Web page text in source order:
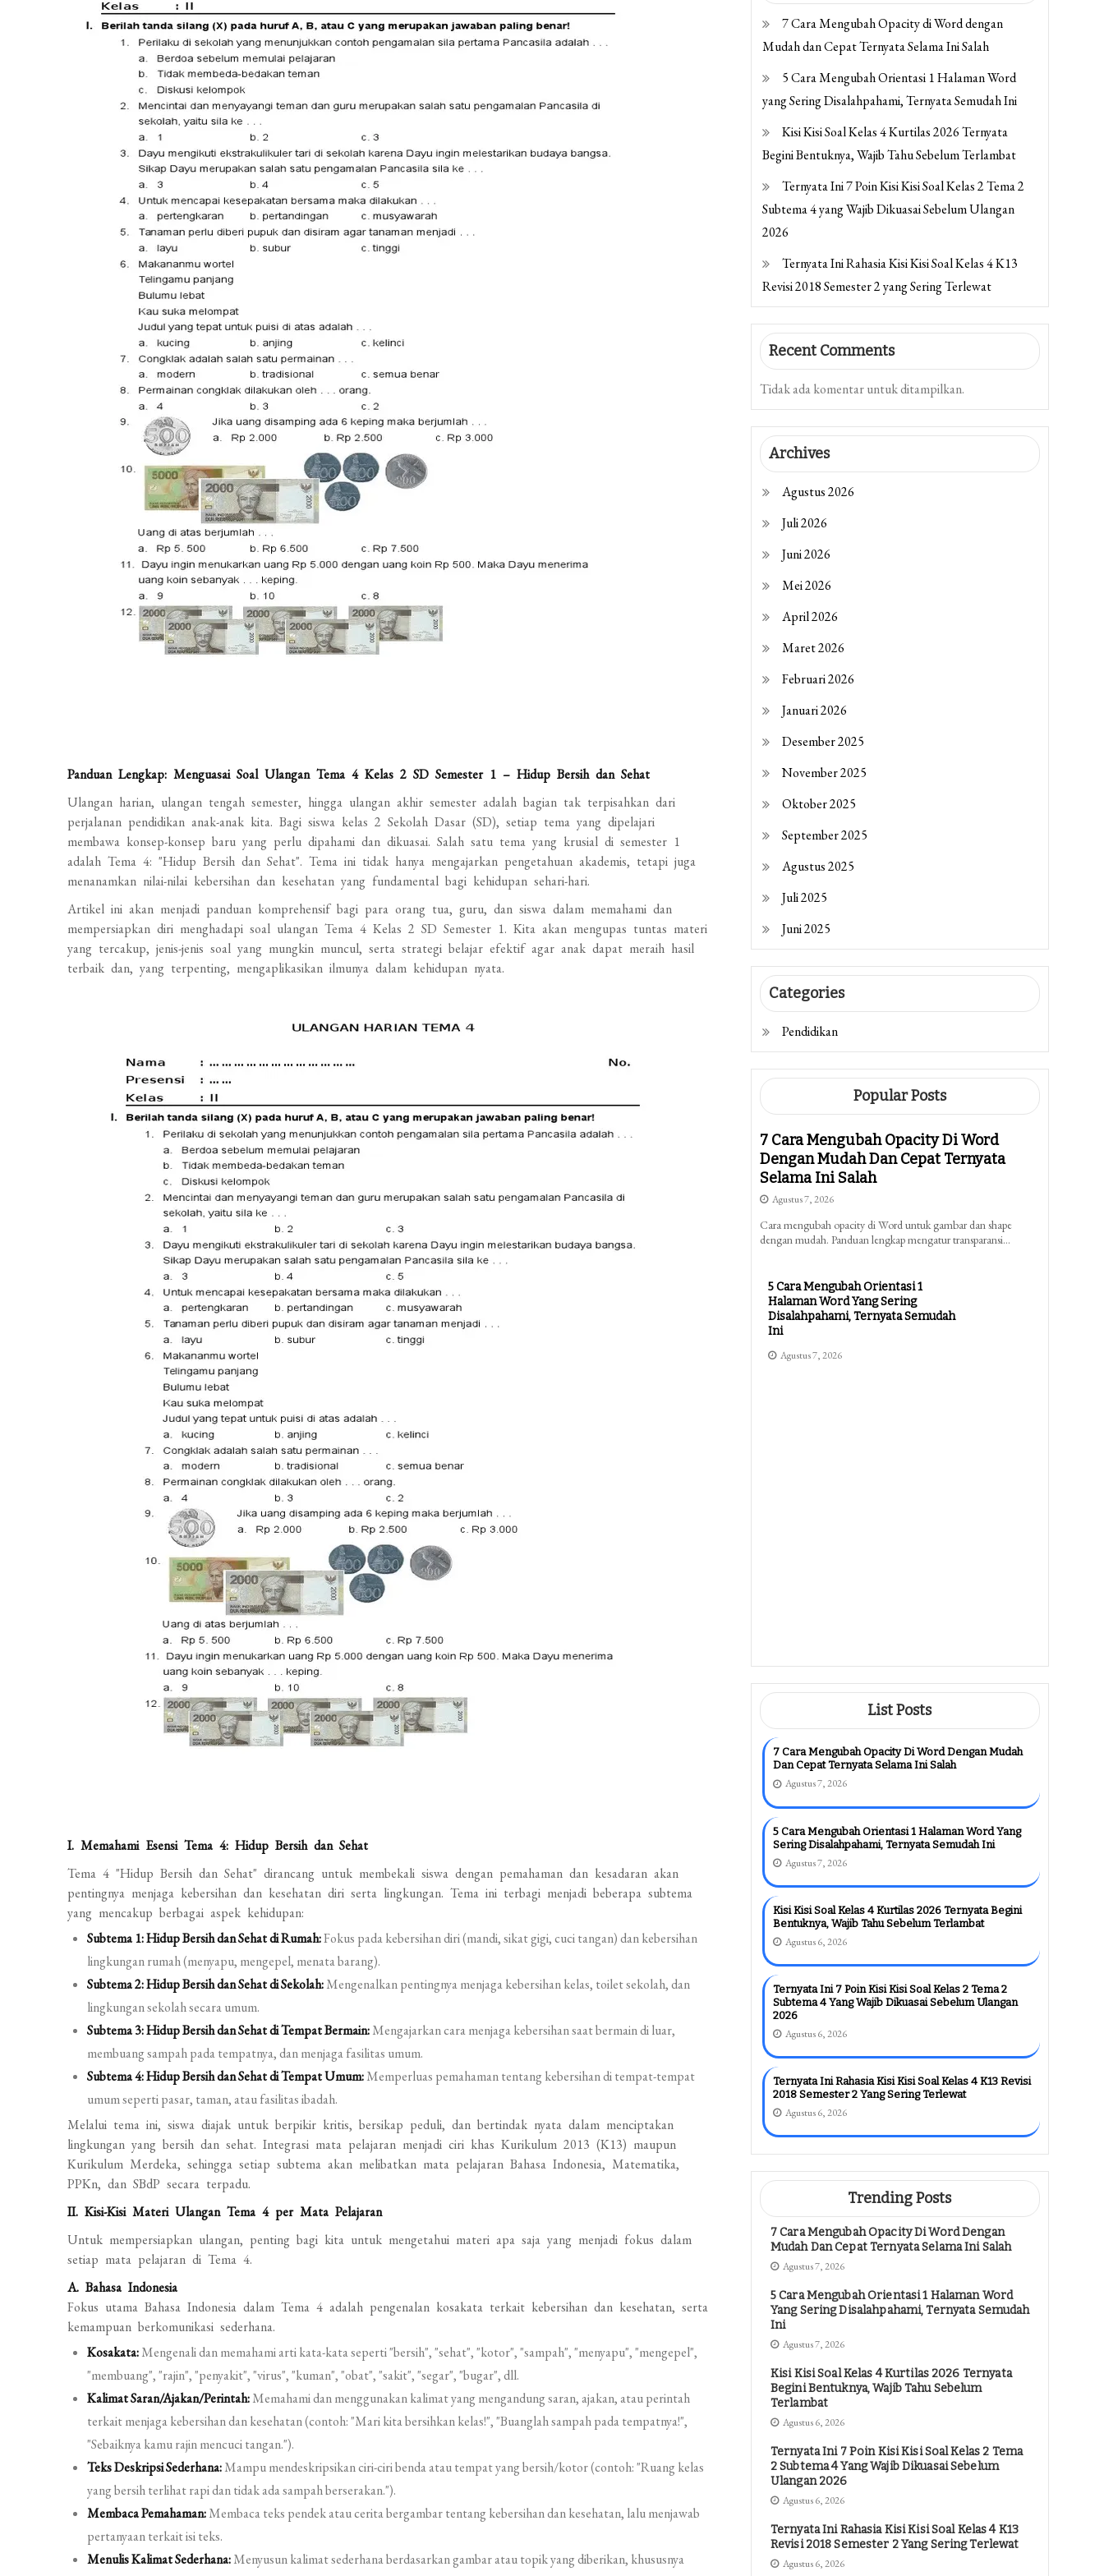
Panduan Lengkap: Menguasai Soal Ulangan Tema 4 Kelas 2 SD Semester 1 – Hidup Bersih dan Sehat
Ulangan harian, ulangan tengah semester, hingga ulangan akhir semester adalah bagian tak terpisahkan dari
perjalanan pendidikan anak-anak kita. Bagi siswa kelas 2 Sekolah Dasar (SD), setiap tema yang dipelajari
membawa konsep-konsep baru yang perlu dipahami dan dikuasai. Salah satu tema yang krusial di semester 1
adalah Tema 4: "Hidup Bersih dan Sehat". Tema ini tidak hanya mengajarkan pengetahuan akademis, tetapi juga
menanamkan nilai-nilai kebersihan dan kesehatan yang fundamental bagi kehidupan sehari-hari.
Artikel ini akan menjadi panduan komprehensif bagi para orang tua, guru, dan siswa dalam memahami dan
mempersiapkan diri menghadapi soal ulangan Tema 4 Kelas 2 SD Semester 1. Kita akan mengupas tuntas materi
yang tercakup, jenis-jenis soal yang mungkin muncul, serta strategi belajar efektif agar anak dapat meraih hasil
terbaik dan, yang terpenting, mengaplikasikan ilmunya dalam kehidupan nyata.
I. Memahami Esensi Tema 4: Hidup Bersih dan Sehat
Tema 4 "Hidup Bersih dan Sehat" dirancang untuk membekali siswa dengan pemahaman dan kesadaran akan
pentingnya menjaga kebersihan dan kesehatan diri serta lingkungan. Tema ini terbagi menjadi beberapa subtema
yang mencakup berbagai aspek kehidupan:
Subtema 1: Hidup Bersih dan Sehat di Rumah:Fokus pada kebersihan diri (mandi, sikat gigi, cuci tangan) dan kebersihan
lingkungan rumah (menyapu, mengepel, menata barang).
Subtema 2: Hidup Bersih dan Sehat di Sekolah:Mengenalkan pentingnya menjaga kebersihan kelas, toilet sekolah, dan
lingkungan sekolah secara umum.
Subtema 3: Hidup Bersih dan Sehat di Tempat Bermain:Mengajarkan cara menjaga kebersihan saat bermain di luar,
membuang sampah pada tempatnya, dan menjaga fasilitas umum.
Subtema 4: Hidup Bersih dan Sehat di Tempat Umum:Memperluas pemahaman tentang kebersihan di tempat-tempat
umum seperti pasar, taman, atau fasilitas ibadah.
Melalui tema ini, siswa diajak untuk berpikir kritis, bersikap peduli, dan bertindak nyata dalam menciptakan
lingkungan yang bersih dan sehat. Integrasi mata pelajaran menjadi ciri khas Kurikulum 2013 (K13) maupun
Kurikulum Merdeka, sehingga setiap subtema akan melibatkan mata pelajaran Bahasa Indonesia, Matematika,
PPKn, dan SBdP secara terpadu.
II. Kisi-Kisi Materi Ulangan Tema 4 per Mata Pelajaran
Untuk mempersiapkan ulangan, penting bagi kita untuk mengetahui materi apa saja yang menjadi fokus dalam
setiap mata pelajaran di Tema 4.
A. Bahasa Indonesia
Fokus utama Bahasa Indonesia dalam Tema 4 adalah pengenalan kosakata terkait kebersihan dan kesehatan, serta
kemampuan berkomunikasi sederhana.
Kosakata:Mengenali dan memahami arti kata-kata seperti "bersih", "sehat", "kotor", "sampah", "menyapu", "mengepel",
"membuang", "rajin", "penyakit", "virus", "kuman", "obat", "sakit", "segar", "bugar", dll.
Kalimat Saran/Ajakan/Perintah:Memahami dan menggunakan kalimat yang mengandung saran, ajakan, atau perintah
terkait menjaga kebersihan dan kesehatan (contoh: "Mari kita bersihkan kelas!", "Buanglah sampah pada tempatnya!",
"Sebaiknya kamu rajin mencuci tangan.").
Teks Deskripsi Sederhana:Mampu mendeskripsikan ciri-ciri benda atau tempat yang bersih/kotor (contoh: "Ruang kelas
yang bersih terlihat rapi dan tidak ada sampah berserakan.").
Membaca Pemahaman:Membaca teks pendek atau cerita bergambar tentang kebersihan dan kesehatan, lalu menjawab
pertanyaan terkait isi teks.
Menulis Kalimat Sederhana:Menyusun kalimat sederhana berdasarkan gambar atau topik yang diberikan, khususnya
7 Cara Mengubah Opacity di Word dengan
Mudah dan Cepat Ternyata Selama Ini Salah
5 Cara Mengubah Orientasi 1 Halaman Word
yang Sering Disalahpahami, Ternyata Semudah Ini
Kisi Kisi Soal Kelas 4 Kurtilas 2026 Ternyata
Begini Bentuknya, Wajib Tahu Sebelum Terlambat
Ternyata Ini 7 Poin Kisi Kisi Soal Kelas 2 Tema 2
Subtema 4 yang Wajib Dikuasai Sebelum Ulangan
2026
Ternyata Ini Rahasia Kisi Kisi Soal Kelas 4 K13
Revisi 2018 Semester 2 yang Sering Terlewat
Recent Comments
Tidak ada komentar untuk ditampilkan.
Archives
Agustus 2026
Juli 2026
Juni 2026
Mei 2026
April 2026
Maret 2026
Februari 2026
Januari 2026
Desember 2025
November 2025
Oktober 2025
September 2025
Agustus 2025
Juli 2025
Juni 2025
Categories
Pendidikan
Popular Posts
7 Cara Mengubah Opacity Di Word
Dengan Mudah Dan Cepat Ternyata
Selama Ini Salah
Agustus 7, 2026
Cara mengubah opacity di Word untuk gambar dan shape
dengan mudah. Panduan lengkap mengatur transparansi…
5 Cara Mengubah Orientasi 1
Halaman Word Yang Sering
Disalahpahami, Ternyata Semudah
Ini
Agustus 7, 2026
Kelas 4 K13 Revisi 2018 Semester
2 Yang Sering Terlewat
List Posts
7 Cara Mengubah Opacity Di Word Dengan Mudah
Dan Cepat Ternyata Selama Ini Salah
Agustus 7, 2026
5 Cara Mengubah Orientasi 1 Halaman Word Yang
Sering Disalahpahami, Ternyata Semudah Ini
Agustus 7, 2026
Kisi Kisi Soal Kelas 4 Kurtilas 2026 Ternyata Begini
Bentuknya, Wajib Tahu Sebelum Terlambat
Agustus 6, 2026
Ternyata Ini 7 Poin Kisi Kisi Soal Kelas 2 Tema 2
Subtema 4 Yang Wajib Dikuasai Sebelum Ulangan
2026
Agustus 6, 2026
Ternyata Ini Rahasia Kisi Kisi Soal Kelas 4 K13 Revisi
2018 Semester 2 Yang Sering Terlewat
Agustus 6, 2026
Trending Posts
7 Cara Mengubah Opacity Di Word Dengan
Mudah Dan Cepat Ternyata Selama Ini Salah
Agustus 7, 2026
5 Cara Mengubah Orientasi 1 Halaman Word
Yang Sering Disalahpahami, Ternyata Semudah
Ini
Agustus 7, 2026
Kisi Kisi Soal Kelas 4 Kurtilas 2026 Ternyata
Begini Bentuknya, Wajib Tahu Sebelum
Terlambat
Agustus 6, 2026
Ternyata Ini 7 Poin Kisi Kisi Soal Kelas 2 Tema
2 Subtema 4 Yang Wajib Dikuasai Sebelum
Ulangan 2026
Agustus 6, 2026
Ternyata Ini Rahasia Kisi Kisi Soal Kelas 4 K13
Revisi 2018 Semester 2 Yang Sering Terlewat
Agustus 6, 2026